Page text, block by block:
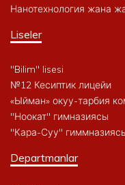
Нанотехнология жана
Liseler
"Bilim" lisesi
№12 Кесиптик лицейи
«Ыйман» окуу-тарбия
"Ноокат" гимназиясы
"Кара-Суу"
Departmanlar